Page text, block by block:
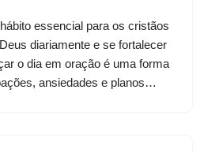
essencial para os cristãos
diariamente e se fortalecer
o dia em oração é uma forma
ansiedades e planos…